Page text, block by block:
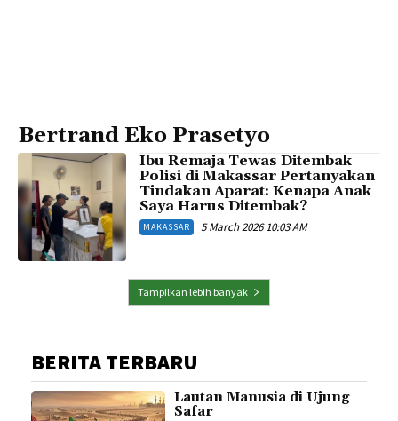
Bertrand Eko Prasetyo
Ibu Remaja Tewas Ditembak
Polisi di Makassar Pertanyakan
Tindakan Aparat: Kenapa Anak
Saya Harus Ditembak?
MAKASSAR 5 March 2026 10:03 AM
Tampilkan lebih banyak
BERITA TERBARU
Lautan Manusia di Ujung
Safar